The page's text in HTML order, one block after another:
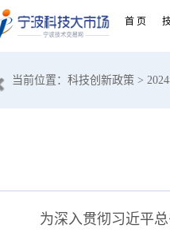
首 页
当前位置： 科技创新政策 >
为深入贯彻习近平